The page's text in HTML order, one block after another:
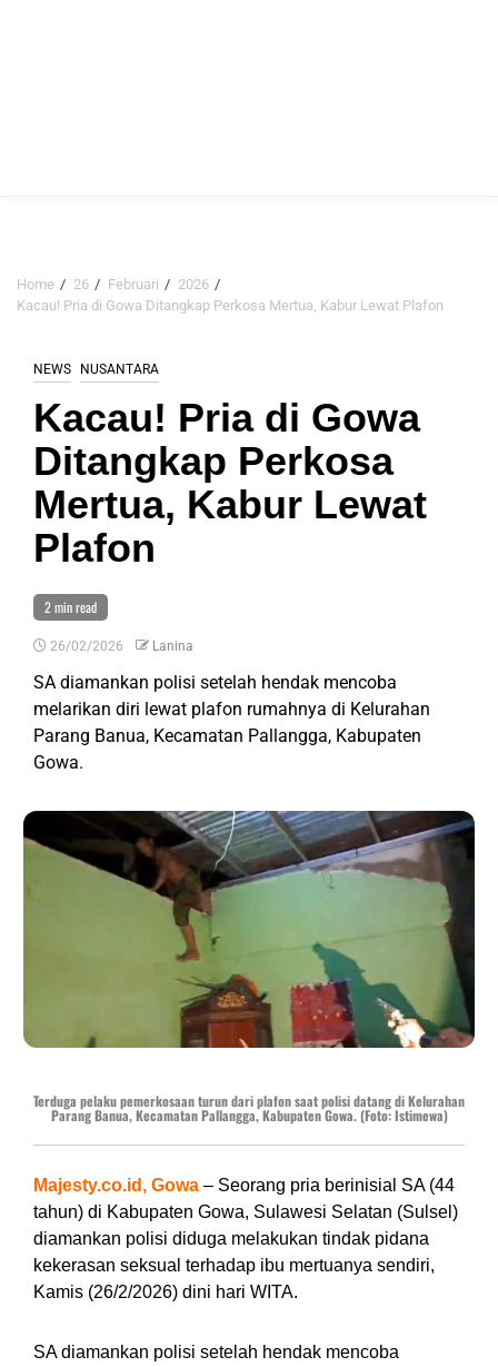
Home 26 Februari
2026
Kacau! Pria di Gowa Ditangkap Perkosa Mertua, Kabur Lewat Plafon
NEWS NUSANTARA
Kacau! Pria di Gowa
Ditangkap Perkosa
Mertua, Kabur Lewat
Plafon
2 min read
26/02/2026 Lanina
SA diamankan polisi setelah hendak mencoba
melarikan diri lewat plafon rumahnya di Kelurahan
Parang Banua, Kecamatan Pallangga, Kabupaten
Gowa.
Terduga pelaku pemerkosaan turun dari plafon saat polisi datang di Kelurahan
Parang Banua, Kecamatan Pallangga, Kabupaten Gowa. (Foto: Istimewa)
Majesty.co.id, Gowa – Seorang pria berinisial SA (44
tahun) di Kabupaten Gowa, Sulawesi Selatan (Sulsel)
diamankan polisi diduga melakukan tindak pidana
kekerasan seksual terhadap ibu mertuanya sendiri,
Kamis (26/2/2026) dini hari WITA.
SA diamankan polisi setelah hendak mencoba